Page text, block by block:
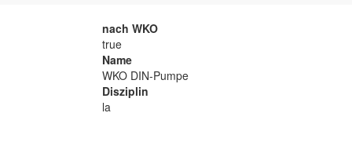
nach WKO
true
Name
WKO DIN-Pumpe
Disziplin
la